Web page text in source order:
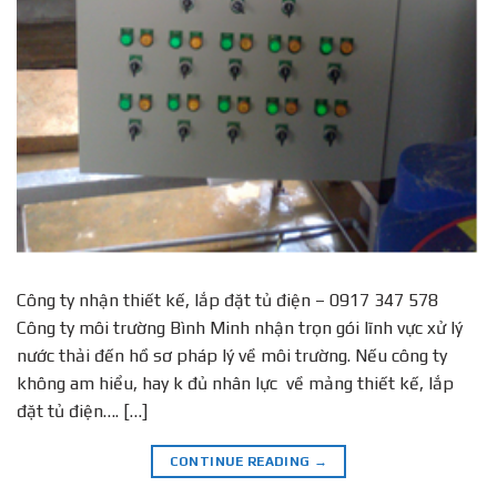
Công ty nhận thiết kế, lắp đặt tủ điện – 0917 347 578
Công ty môi trường Bình Minh nhận trọn gói lĩnh vực xử lý
nước thải đến hồ sơ pháp lý về môi trường. Nếu công ty
không am hiểu, hay k đủ nhân lực về mảng thiết kế, lắp
đặt tủ điện…. […]
CONTINUE READING →